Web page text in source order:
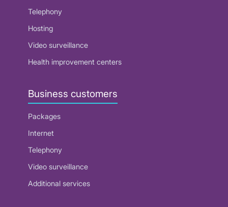
Telephony
Hosting
Video surveillance
Health improvement centers
Business customers
Packages
Internet
Telephony
Video surveillance
Additional services